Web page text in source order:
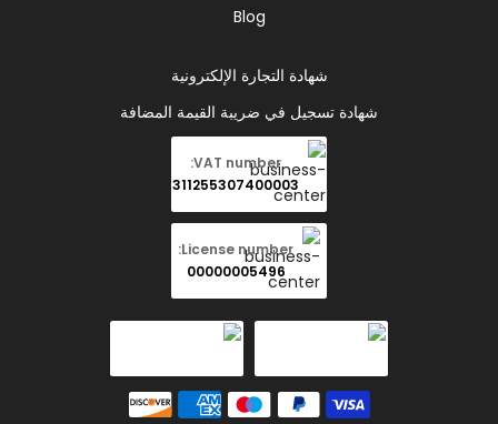
Blog
شهادة التجارة الإلكترونية
شهادة تسجيل في ضريبة القيمة المضافة
VAT number:
311255307400003
License number:
00000005496